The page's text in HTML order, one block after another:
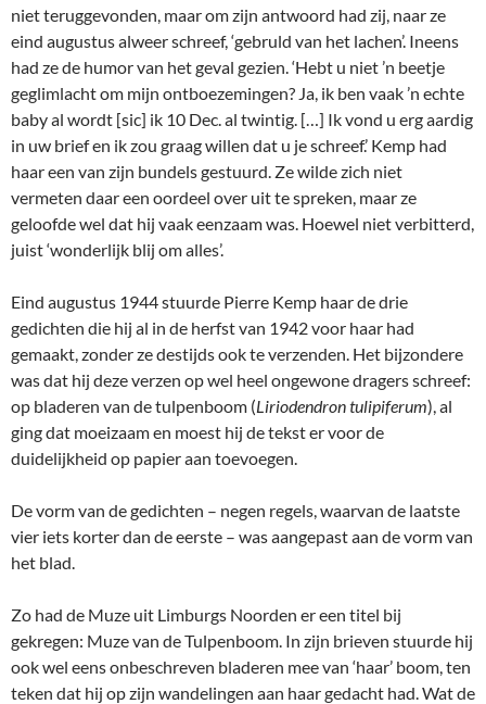
niet teruggevonden, maar om zijn antwoord had zij, naar ze
eind augustus alweer schreef, ‘gebruld van het lachen’. Ineens
had ze de humor van het geval gezien. ‘Hebt u niet ’n beetje
geglimlacht om mijn ontboezemingen? Ja, ik ben vaak ’n echte
baby al wordt [sic] ik 10 Dec. al twintig. […] Ik vond u erg aardig
in uw brief en ik zou graag willen dat u je schreef.’ Kemp had
haar een van zijn bundels gestuurd. Ze wilde zich niet
vermeten daar een oordeel over uit te spreken, maar ze
geloofde wel dat hij vaak eenzaam was. Hoewel niet verbitterd,
juist ‘wonderlijk blij om alles’.
Eind augustus 1944 stuurde Pierre Kemp haar de drie
gedichten die hij al in de herfst van 1942 voor haar had
gemaakt, zonder ze destijds ook te verzenden. Het bijzondere
was dat hij deze verzen op wel heel ongewone dragers schreef:
op bladeren van de tulpenboom (Liriodendron tulipiferum), al
ging dat moeizaam en moest hij de tekst er voor de
duidelijkheid op papier aan toevoegen.
De vorm van de gedichten – negen regels, waarvan de laatste
vier iets korter dan de eerste – was aangepast aan de vorm van
het blad.
Zo had de Muze uit Limburgs Noorden er een titel bij
gekregen: Muze van de Tulpenboom. In zijn brieven stuurde hij
ook wel eens onbeschreven bladeren mee van ‘haar’ boom, ten
teken dat hij op zijn wandelingen aan haar gedacht had. Wat de